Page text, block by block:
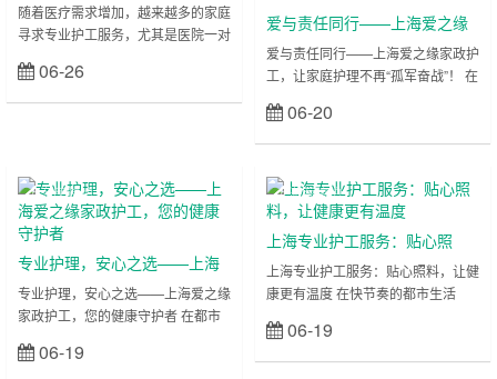
上……
在上海……
如何挑选优质一对一陪护？爱
之缘家政护工18202153150值
得信赖！
随着医疗需求增加，越来越多的家庭
寻求专业护工服务，尤其是医院一对
如何筛选靠谱团队？本文从家属真实
需求出发，解答“上海护工服务怎么
司，助您快速找到安心之选！ 一、
为何选择一对一护工？家属的真实需
求解析 许多患者家属面临“是否请护
工”的纠结：老人术后无人照料、
06-26
爱与责任同行——上海爱之缘
家政护工，让家庭护理不再“孤
军奋战”！
爱与责任同行——上海爱之缘家政护
工，让家庭护理不再“孤军奋战”！ 在
是“一个人的战场”。当家人需要照顾
时，您是否因工作繁忙分身乏术？是
上海爱之缘家政护工，以“专业护理
+情感陪伴”为核心，为无数家庭搭建
起一座“安心之桥”，让护理不再艰
难，让爱得以延续！ 从“担忧”到“放
心”：爱之缘如何成为家庭守护者？
许多家庭在寻找护工时，常陷……
06-20
上海医院护
工
专业护理，安心之选——上海
爱之缘家政护工，您的健康守
护者
专业护理，安心之选——上海爱之缘
家政护工，您的健康守护者 在都市
康护理需求常常成为难以兼顾的难
06-19
上海医院护
工
上海专业护工服务：贴心照
料，让健康更有温度
上海专业护工服务：贴心照料，让健
康更有温度 在快节奏的都市生活
的需求。无论是术后康复、慢性病照
料，还是老年人日常陪伴，专业护工
06-19